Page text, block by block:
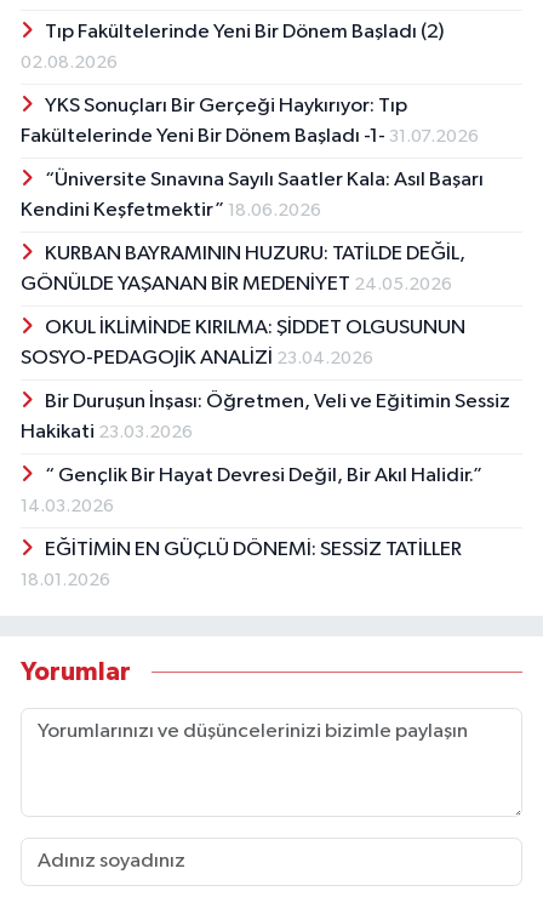
Tıp Fakültelerinde Yeni Bir Dönem Başladı (2)
02.08.2026
YKS Sonuçları Bir Gerçeği Haykırıyor: Tıp
Fakültelerinde Yeni Bir Dönem Başladı -1- 31.07.2026
“Üniversite Sınavına Sayılı Saatler Kala: Asıl Başarı
Kendini Keşfetmektir” 18.06.2026
KURBAN BAYRAMININ HUZURU: TATİLDE DEĞİL,
GÖNÜLDE YAŞANAN BİR MEDENİYET 24.05.2026
OKUL İKLİMİNDE KIRILMA: ŞİDDET OLGUSUNUN
SOSYO-PEDAGOJİK ANALİZİ 23.04.2026
Bir Duruşun İnşası: Öğretmen, Veli ve Eğitimin Sessiz
Hakikati 23.03.2026
“ Gençlik Bir Hayat Devresi Değil, Bir Akıl Halidir.”
14.03.2026
EĞİTİMİN EN GÜÇLÜ DÖNEMİ: SESSİZ TATİLLER
18.01.2026
Yorumlar